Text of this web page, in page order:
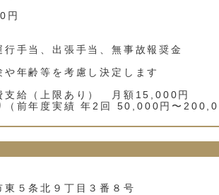
円
手当、出張手当、無事故報奨金
年齢等を考慮し決定します
支給（上限あり） 月額15,000円
（前年度実績 年2回 50,000円〜
５条北９丁目３番８号